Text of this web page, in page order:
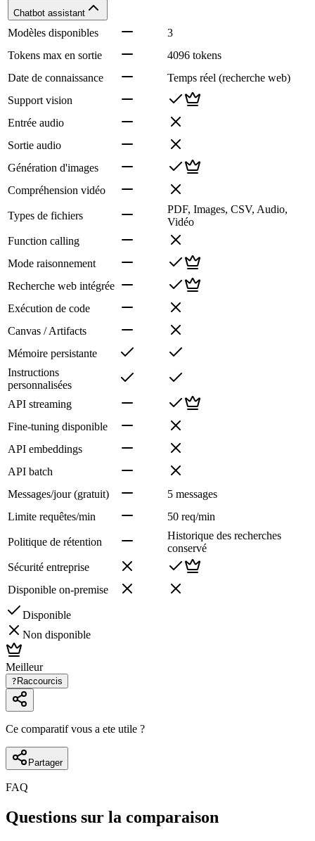
Chatbot assistant
Modèles disponibles
3
Tokens max en sortie
4096 tokens
Date de connaissance
Temps réel (recherche web)
Support vision
Entrée audio
Sortie audio
Génération d'images
Compréhension vidéo
Types de fichiers
PDF, Images, CSV, Audio,
Vidéo
Function calling
Mode raisonnement
Recherche web intégrée
Exécution de code
Canvas / Artifacts
Mémoire persistante
Instructions
personnalisées
API streaming
Fine-tuning disponible
API embeddings
API batch
Messages/jour (gratuit)
5 messages
Limite requêtes/min
50 req/min
Politique de rétention
Historique des recherches
conservé
Sécurité entreprise
Disponible on-premise
Disponible
Non disponible
Meilleur
? Raccourcis
Ce comparatif vous a ete utile ?
Partager
FAQ
Questions sur la comparaison